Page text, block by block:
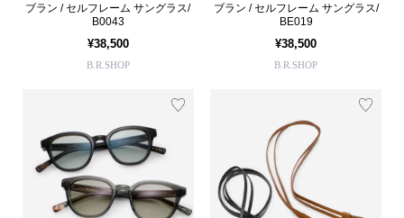
ブラン / セルフレーム サングラス/
B0043
¥38,500
B.R.SHOP
ブラン / セルフレーム サングラス/
BE019
¥38,500
B.R.SHOP